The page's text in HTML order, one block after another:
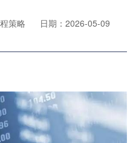
策略
日期：2026-05-09